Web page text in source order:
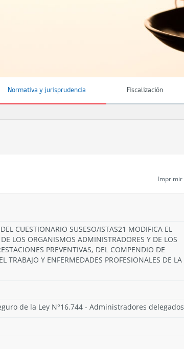
Normativa y jurisprudencia Fiscalización
Imprimir
CUESTIONARIO SUSESO/ISTAS21 MODIFICA EL
LOS ORGANISMOS ADMINISTRADORES Y DE LOS
PREVENTIVAS, DEL COMPENDIO DE
TRABAJO Y ENFERMEDADES PROFESIONALES DE LA
de la Ley N°16.744 - Administradores delegados